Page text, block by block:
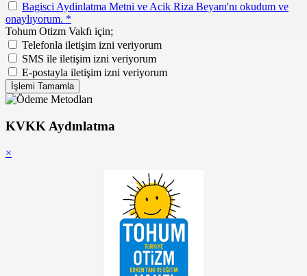
Bagisci Aydinlatma Metni ve Acik Riza Beyanı'nı okudum ve
onaylıyorum. *
Tohum Otizm Vakfı için;
Telefonla iletişim izni veriyorum
SMS ile iletişim izni veriyorum
E-postayla iletişim izni veriyorum
İşlemi Tamamla
KVKK Aydınlatma
×